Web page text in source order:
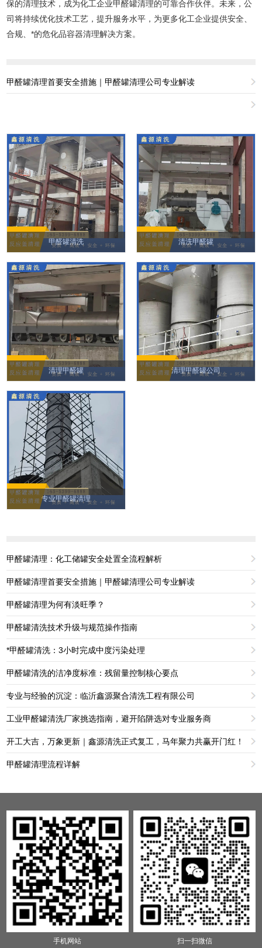
保的清理技术，成为化工企业甲醛罐清理的可靠合作伙伴。未来，公
司将持续优化技术工艺，提升服务水平，为更多化工企业提供安全、
合规、*的危化品容器清理解决方案。
甲醛罐清理首要安全措施｜甲醛罐清理公司专业解读
甲醛罐清洗 清洗甲醛罐
清理甲醛罐 清理甲醛罐公司
专业甲醛罐清理
甲醛罐清理：化工储罐安全处置全流程解析
甲醛罐清理首要安全措施｜甲醛罐清理公司专业解读
甲醛罐清理为何有淡旺季？
甲醛罐清洗技术升级与规范操作指南
*甲醛罐清洗：3小时完成中度污染处理
甲醛罐清洗的洁净度标准：残留量控制核心要点
专业与经验的沉淀：临沂鑫源聚合清洗工程有限公司
工业甲醛罐清洗厂家挑选指南，避开陷阱选对专业服务商
开工大吉，万象更新｜鑫源清洗正式复工，马年聚力共赢开门红！
甲醛罐清理流程详解
手机网站 扫一扫微信